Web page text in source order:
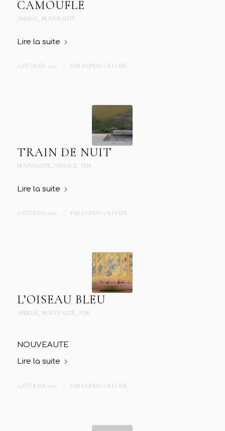
CAMOUFLE
ANIMAL, NOUVEAUTÉ
Lire la suite
23 FÉVRIER 2021 PAR DUPUIS OLIVIER
TRAIN DE NUIT
NOUVEAUTÉ, PAYSAGE, ZEN
Lire la suite
23 FÉVRIER 2021 PAR DUPUIS OLIVIER
L’OISEAU BLEU
ANIMAL, NOUVEAUTÉ, ZEN
NOUVEAUTE
Lire la suite
23 FÉVRIER 2021 PAR DUPUIS OLIVIER